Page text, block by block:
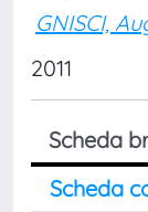
GNISCI,
2011
Scheda
Scheda